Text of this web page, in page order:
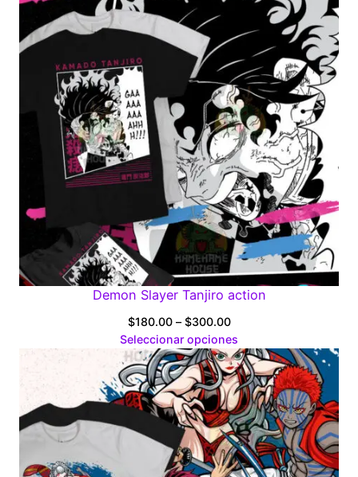
$300.00
Demon Slayer Tanjiro action
$180.00 – $300.00Price
range:
$180.00
through
$300.00
Seleccionar opciones